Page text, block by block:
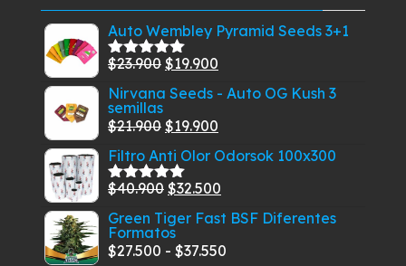
Auto Wembley Pyramid Seeds 3+1
Valorado
5
$23.900 El
precio
era:
$23.900.
$19.900
precio
es:
$19.900.
Nirvana Seeds - Auto OG Kush 3
semillas
$21.900 El
precio
original
era:
$21.900.
$19.900
precio
es:
$19.900.
Filtro Anti Olor Odorsok 100x300
Valorado
5
$40.900 El
precio
original
era:
$32.500
precio
es:
Green Tiger Fast BSF Diferentes
Formatos
$27.500 - $37.550